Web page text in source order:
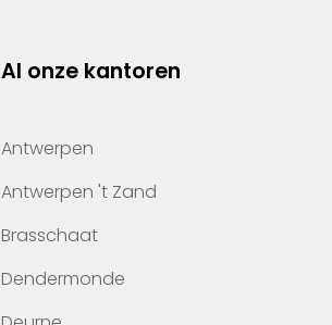
Al onze kantoren
Antwerpen
Antwerpen 't Zand
Brasschaat
Dendermonde